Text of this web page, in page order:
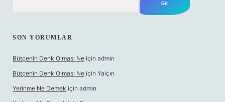
SON YORUMLAR
Bütçenin Denk Olması Ne için admin
Bütçenin Denk Olması Ne için Yalçın
Yerinme Ne Demek için admin